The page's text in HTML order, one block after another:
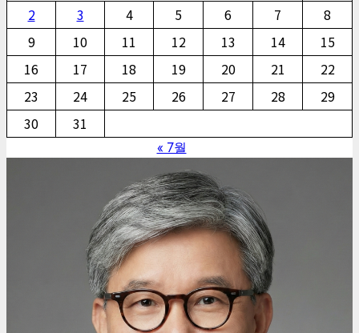
2
3 4 5 6 7
8
9
10 11 12 13 14
15
16
17 18 19 20 21
22
23
24 25 26 27 28
29
30
31
« 7월